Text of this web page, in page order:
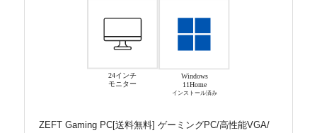
24インチ
モニター
Windows
11Home
インストール済み
ZEFT Gaming PC[送料無料] ゲーミングPC/高性能VGA/